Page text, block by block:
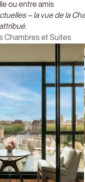
ou entre amis
– la vue de la
Chambres et Suites